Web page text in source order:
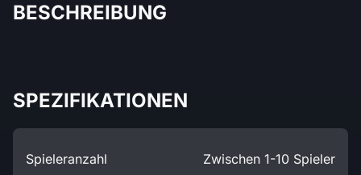
BESCHREIBUNG
SPEZIFIKATIONEN
Spieleranzahl Zwischen 1-10 Spieler